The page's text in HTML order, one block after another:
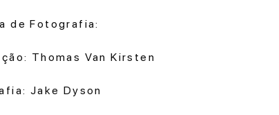
de Fotografia:
Thomas Van Kirsten
Jake Dyson